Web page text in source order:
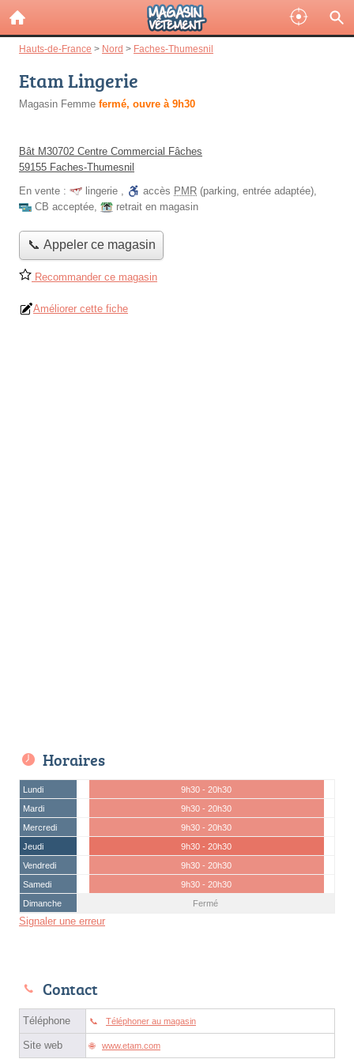
Hauts-de-France > Nord > Faches-Thumesnil
Etam Lingerie
Magasin Femme fermé, ouvre à 9h30
Bât M30702 Centre Commercial Fâches
59155 Faches-Thumesnil
En vente :
lingerie , accès PMR (parking, entrée adaptée),
CB acceptée, retrait en magasin
📞 Appeler ce magasin
Recommander ce magasin
Améliorer cette fiche
Horaires
Lundi
9h30 - 20h30
Mardi
9h30 - 20h30
Mercredi
9h30 - 20h30
Jeudi
9h30 - 20h30
Vendredi
9h30 - 20h30
Samedi
9h30 - 20h30
Dimanche
Fermé
Signaler une erreur
Contact
Téléphone Téléphoner au magasin
Site web www.etam.com